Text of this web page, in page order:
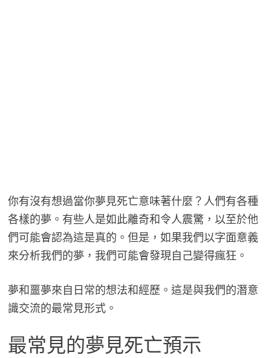
你有沒有想過當你夢見死亡意味著什麼？人們有各種
各樣的夢。有些人是如此離奇和令人震驚，以至於他
們可能會認為這是真的。但是，如果我們以字面意義
來分析我們的夢，我們可能會發現自己變得瘋狂。
夢和噩夢來自日常的想法和經歷。這是與我們的潛意
識交流的最常見形式。
最常見的夢見死亡預示